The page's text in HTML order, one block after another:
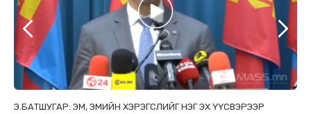
Э.БАТШУГАР: ЭМ, ЭМИЙН ХЭРЭГСЛИЙГ НЭГ ЭХ ҮҮСВЭРЭЭР